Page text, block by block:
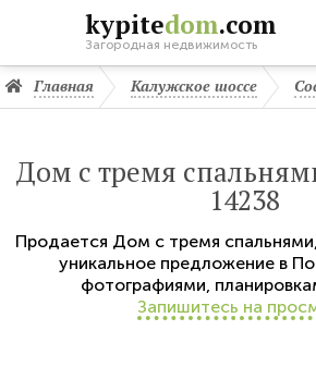
kypitedom.com
Загородная недвижимость
Главная Калужское шоссе
Дом с тремя
14238
Продается Дом с тремя спальнями,
уникальное предложение в
фотографиями,
Запишитесь на